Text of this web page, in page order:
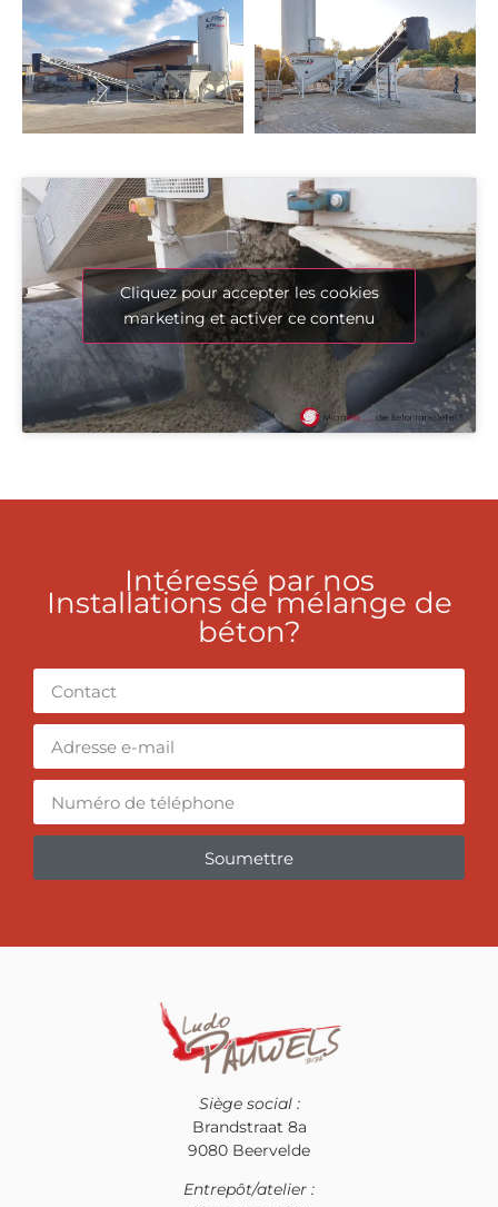
Cliquez pour accepter les cookies
marketing et activer ce contenu
Intéressé par nos
Installations de mélange de
béton?
Soumettre
Siège social :
Brandstraat 8a
9080 Beervelde
Entrepôt/atelier :